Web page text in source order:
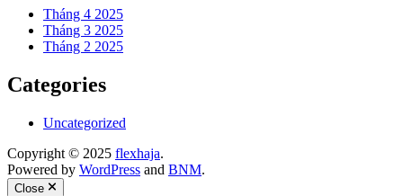
Tháng 4 2025
Tháng 3 2025
Tháng 2 2025
Categories
Uncategorized
Copyright © 2025 flexhaja.
Powered by WordPress and BNM.
Close